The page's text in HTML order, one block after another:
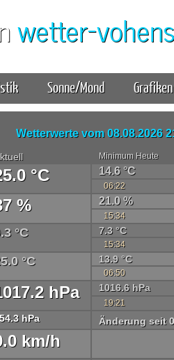
wetter-
Sonne/Mond Grafiken
Wetterwerte vom 08.08.2026
Minimum Heute
°C 14.6 °C
06:22
% 21.0 %
15:34
°C 7.3 °C
15:34
°C 13.9 °C
06:50
hPa 1016.6 hPa
19:21
hPa Änderung seit
km/h